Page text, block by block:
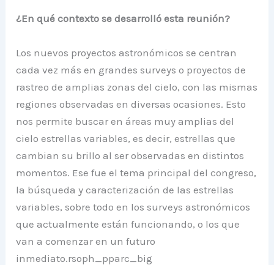
¿En qué contexto se desarrolló esta reunión?
Los nuevos proyectos astronómicos se centran
cada vez más en grandes surveys o proyectos de
rastreo de amplias zonas del cielo, con las mismas
regiones observadas en diversas ocasiones. Esto
nos permite buscar en áreas muy amplias del
cielo estrellas variables, es decir, estrellas que
cambian su brillo al ser observadas en distintos
momentos. Ese fue el tema principal del congreso,
la búsqueda y caracterización de las estrellas
variables, sobre todo en los surveys astronómicos
que actualmente están funcionando, o los que
van a comenzar en un futuro
inmediato.rsoph_pparc_big